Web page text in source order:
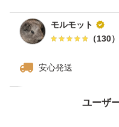
モルモット
（130）
安心発送
ユーザ
価格の相談